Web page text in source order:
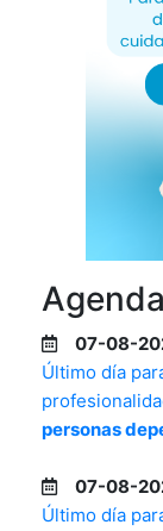
Agenda
07-08-
Último día
personas
07-08-
Último día